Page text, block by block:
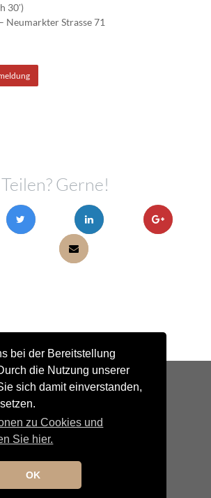
bei der Bereitstellung
die Nutzung unserer
sich damit einverstanden,
zu Cookies und
Sie hier.
OK
30′)
Neumarkter Strasse 71
Teilen? Gerne!